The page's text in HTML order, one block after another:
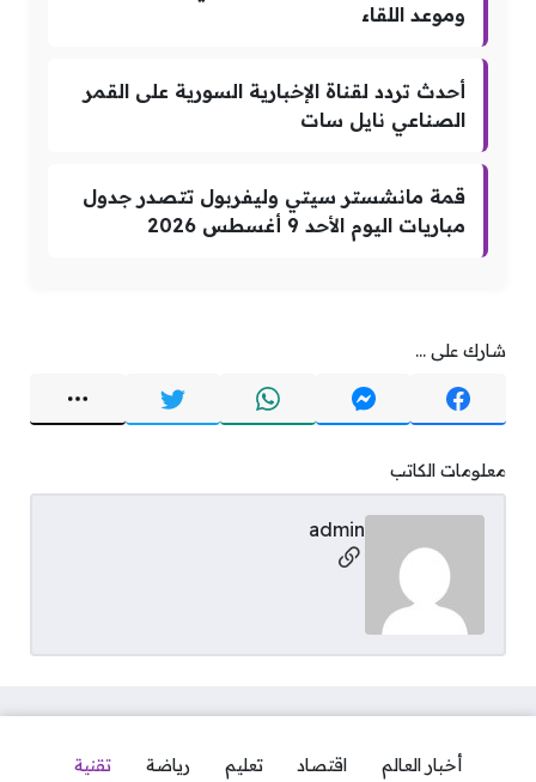
وموعد اللقاء
أحدث تردد لقناة الإخبارية السورية على القمر
الصناعي نايل سات
قمة مانشستر سيتي وليفربول تتصدر جدول
مباريات اليوم الأحد 9 أغسطس 2026
شارك على ...
معلومات الكاتب
admin
مواقع التواصل
أخبار العالم اقتصاد تعليم رياضة تقنية